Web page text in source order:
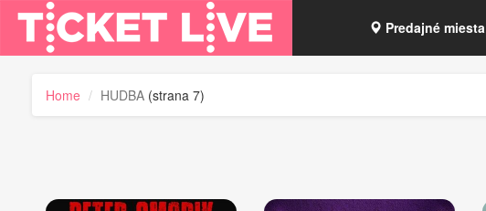
Predajné miesta
Home HUDBA (strana 7)